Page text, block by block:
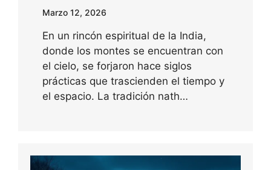
Marzo 12, 2026
En un rincón espiritual de la India,
donde los montes se encuentran con
el cielo, se forjaron hace siglos
prácticas que trascienden el tiempo y
el espacio. La tradición nath…